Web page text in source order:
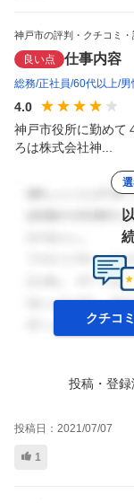
神戸市の評判・クチコミ・
良い点 仕事内容
総務 正社員 60代以上 男
4.0
神戸市役所に勤めて
ろは株式会社神...
クチコ
投稿・登
投稿日： 2021/07/07
1